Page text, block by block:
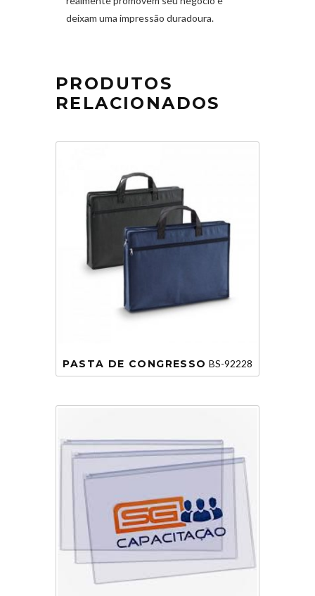
deixam uma impressão duradoura.
PRODUTOS
RELACIONADOS
PASTA DE CONGRESSO BS-92228